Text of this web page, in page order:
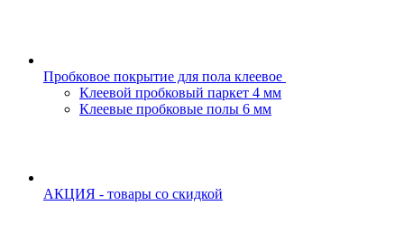
Пробковое покрытие для пола клеевое
Клеевой пробковый паркет 4 мм
Клеевые пробковые полы 6 мм
АКЦИЯ - товары со скидкой